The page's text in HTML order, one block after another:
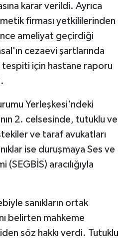
karar verildi. Ayrıca
firması yetkililerinden
ameliyat geçirdiği
cezaevi şartlarında
tespiti için hastane raporu
Yerleşkesi'ndeki
2. celsesinde, tutuklu ve
ve taraf avukatları
ise duruşmaya Ses ve
aracılığıyla
sanıkların ortak
belirten mahkeme
söz hakkı verdi. Tutuklu